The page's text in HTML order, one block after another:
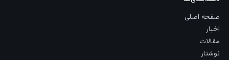
صفحه اصلی
اخبار
مقالات
نوشتار